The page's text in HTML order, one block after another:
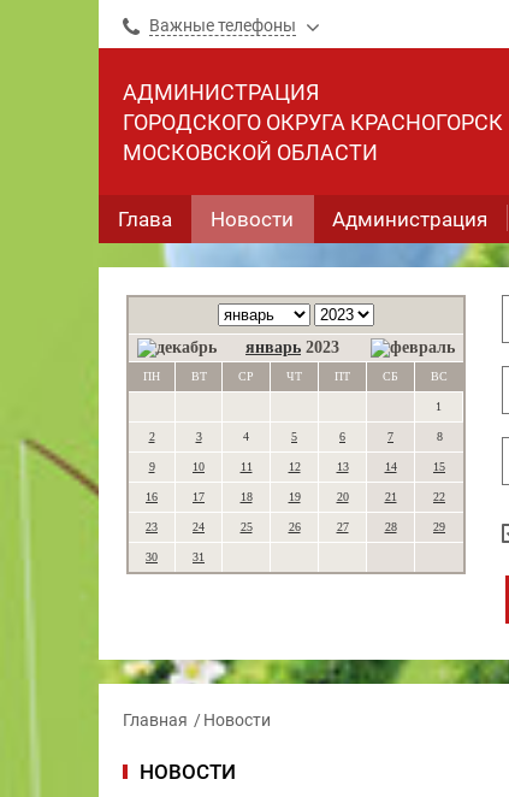
Важные телефоны
АДМИНИСТРАЦИЯ
ГОРОДСКОГО ОКРУГА КРАСНОГОРСК
МОСКОВСКОЙ ОБЛАСТИ
Глава Новости Администрация
январь 2023
ПН ВТ СР ЧТ ПТ СБ ВС
1
2 3 4 5 6 7 8
9 10 11 12 13 14 15
16 17 18 19 20 21 22
23 24 25 26 27 28 29
30 31
Главная Новости
НОВОСТИ